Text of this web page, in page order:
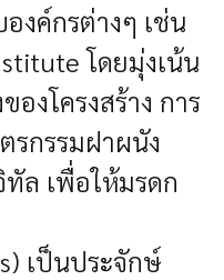
งค์กรต่างๆ เช่น
โดยมุ่งเน้น
องโครงสร้าง การ
รกรรมฝาผนัง
ทัล เพื่อให้มรดก
เป็นประจักษ์